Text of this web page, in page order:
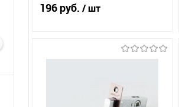
196 руб. / шт
В корзину
К
сравнению